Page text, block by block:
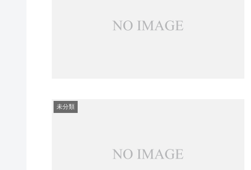
未分類